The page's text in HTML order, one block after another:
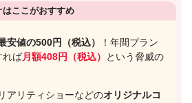
ここがおすすめ
安値の500円（税込）
！年間プラン
れば月額408円（税込）
という脅威の
アリティショーなどのオリジナルコ